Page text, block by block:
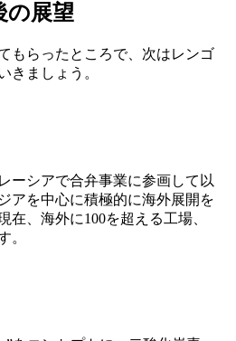
の展望
もらったところで、次はレンゴ
きましょう。
ーシアで合弁事業に参画して以
アを中心に積極的に海外展開を
在、海外に100を超える工場、
。